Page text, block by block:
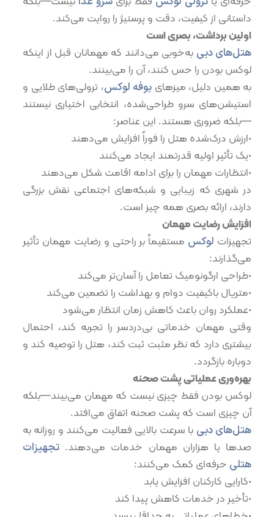
داستانی از کیفیت، دقت و پرستیژ را روایت می‌کند.
اولین برداشت، بصری است
هتل‌های دبی به‌خوبی می‌دانند که مهمانان قبل از اینکه
لوکس بودن را حس کنند، آن را می‌بینند.
به همین دلیل، میزهای بوفه لوکس، ترولی‌های طلایی و
استیشن‌های سرو طراحی‌شده، انتخابی اختیاری نیستند
—بلکه ضروری هستند. این عناصر:
•ارزش درک‌شده هتل را فوراً افزایش می‌دهند
•یک تأثیر اولیه قدرتمند ایجاد می‌کنند
•انتظارات مهمان را برای ادامه اقامت شکل می‌دهند
در شهری که زیبایی و شبکه‌های اجتماعی نقش بزرگی
دارند، ارائه بصری همه چیز است.
افزایش رضایت مهمان
تجهیزات لوکس مستقیماً بر راحتی و رضایت مهمان تأثیر
می‌گذارند:
•طراحی ارگونومیک تعامل را آسان‌تر می‌کند
•متریال باکیفیت دوام و بهداشت را تضمین می‌کند
•عملکرد روان باعث کاهش زمان انتظار می‌شود
وقتی مهمان خدماتی بی‌دردسر را تجربه کند، احتمال
بیشتری دارد که نظر مثبت ثبت کند، هتل را توصیه کند و
دوباره بازگردد.
بهره‌وری عملیاتی پشت صحنه
لوکس بودن فقط چیزی نیست که مهمان می‌بیند—بلکه
آن چیزی است که پشت صحنه اتفاق می‌افتد.
هتل‌های دبی با سرعت بالایی فعالیت می‌کنند و روزانه به
صدها یا هزاران مهمان خدمات می‌دهند. تجهیزات
هتلی حرفه‌ای کمک می‌کنند:
•کارایی کارکنان افزایش یابد
•تأخیر در خدمات کاهش پیدا کند